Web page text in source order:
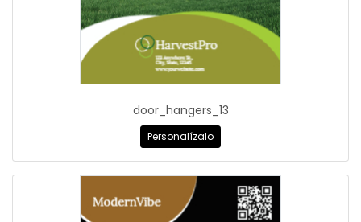
door_hangers_13
Personalízalo